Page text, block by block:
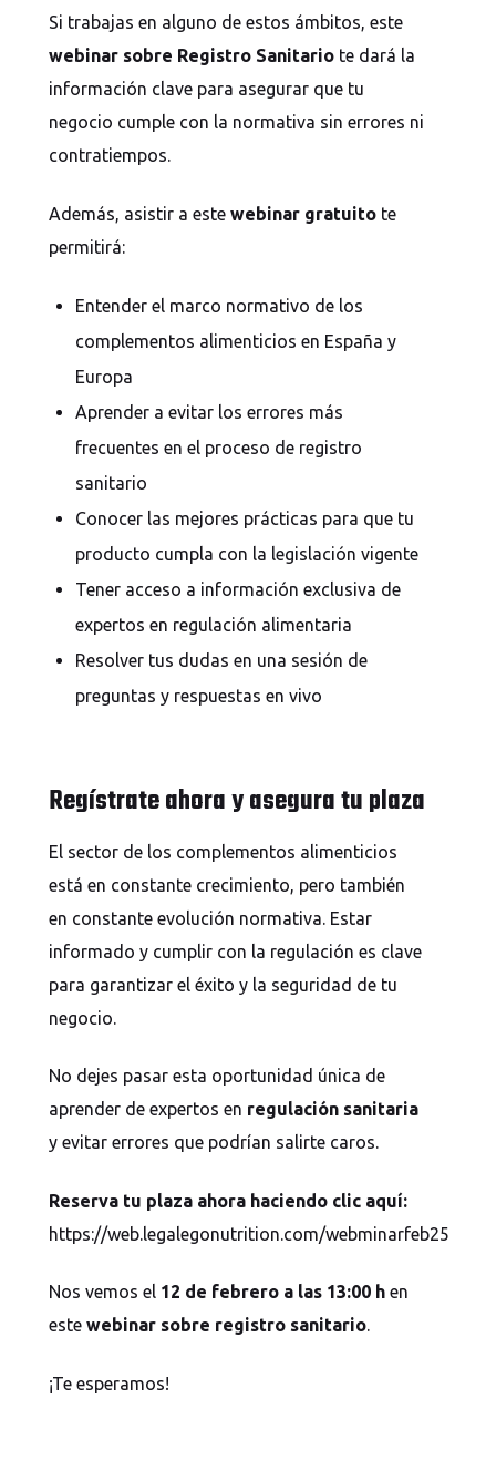
Si trabajas en alguno de estos ámbitos, este
webinar sobre Registro Sanitariote dará la
información clave para asegurar que tu
negocio cumple con la normativa sin errores ni
contratiempos.
Además, asistir a este webinar gratuitote
permitirá:
Entender el marco normativo de los
complementos alimenticios en España y
Europa
Aprender a evitar los errores más
frecuentes en el proceso de registro
sanitario
Conocer las mejores prácticas para que tu
producto cumpla con la legislación vigente
Tener acceso a información exclusiva de
expertos en regulación alimentaria
Resolver tus dudas en una sesión de
preguntas y respuestas en vivo
Regístrate ahora y asegura tu plaza
El sector de los complementos alimenticios
está en constante crecimiento, pero también
en constante evolución normativa. Estar
informado y cumplir con la regulación es clave
para garantizar el éxito y la seguridad de tu
negocio.
No dejes pasar esta oportunidad única de
aprender de expertos en regulación sanitaria
y evitar errores que podrían salirte caros.
Reserva tu plaza ahora haciendo clic aquí:
https://web.legalegonutrition.com/webminarfeb25
Nos vemos el 12 de febrero a las 13:00 hen
este webinar sobre registro sanitario.
¡Te esperamos!